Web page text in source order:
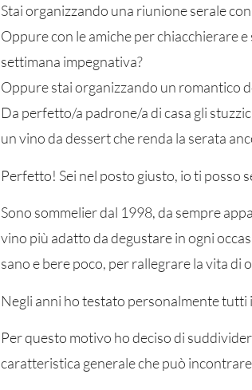
Stai organizzando una riunione serale
Oppure con le amiche per chiacchierare
settimana impegnativa?
Oppure stai organizzando un romantico
Da perfetto/a padrone/a di casa gli
un vino da dessert che renda la serata
Perfetto! Sei nel posto giusto, io ti posso
Sono sommelier dal 1998, da sempre
vino più adatto da degustare in ogni
sano e bere poco, per rallegrare la vita di
Negli anni ho testato personalmente
Per questo motivo ho deciso di
caratteristica generale che può